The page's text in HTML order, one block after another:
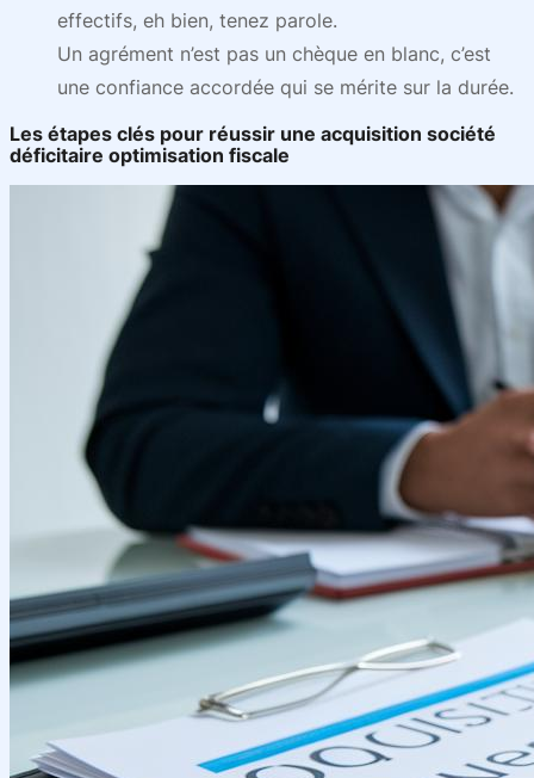
effectifs, eh bien, tenez parole.
Un agrément n’est pas un chèque en blanc, c’est
une confiance accordée qui se mérite sur la durée.
Les étapes clés pour réussir une acquisition société
déficitaire optimisation fiscale